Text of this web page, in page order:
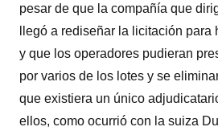
pesar de que la compañía que
llegó a rediseñar la licitación para
y que los operadores pudieran
por varios de los lotes y se
que existiera un único
ellos, como ocurrió con la suiza